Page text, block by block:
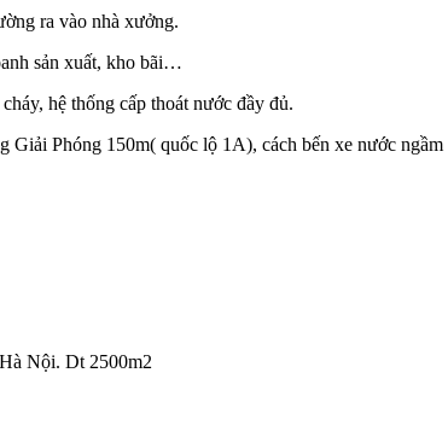
ra vào nhà xưởng.
sản xuất, kho bãi…
hệ thống cấp thoát nước đầy đủ.
Phóng 150m( quốc lộ 1A), cách bến xe nước ngầm